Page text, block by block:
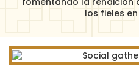
los fieles